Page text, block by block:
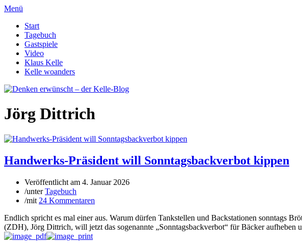
Menü
Start
Tagebuch
Gastspiele
Video
Klaus Kelle
Kelle woanders
Jörg Dittrich
Handwerks-Präsident will Sonntagsbackverbot kippen
Veröffentlicht am 4. Januar 2026
/unterTagebuch
/mit 24 Kommentaren
Endlich spricht es mal einer aus. Warum dürfen Tankstellen und Backstationen sonntags
(ZDH), Jörg Dittrich, will jetzt das sogenannte „Sonntagsbackverbot“ für Bäcker